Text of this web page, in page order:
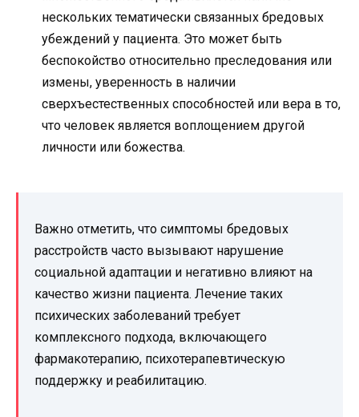
нескольких тематически связанных бредовых
убеждений у пациента. Это может быть
беспокойство относительно преследования или
измены, уверенность в наличии
сверхъестественных способностей или вера в то,
что человек является воплощением другой
личности или божества.
Важно отметить, что симптомы бредовых
расстройств часто вызывают нарушение
социальной адаптации и негативно влияют на
качество жизни пациента. Лечение таких
психических заболеваний требует
комплексного подхода, включающего
фармакотерапию, психотерапевтическую
поддержку и реабилитацию.